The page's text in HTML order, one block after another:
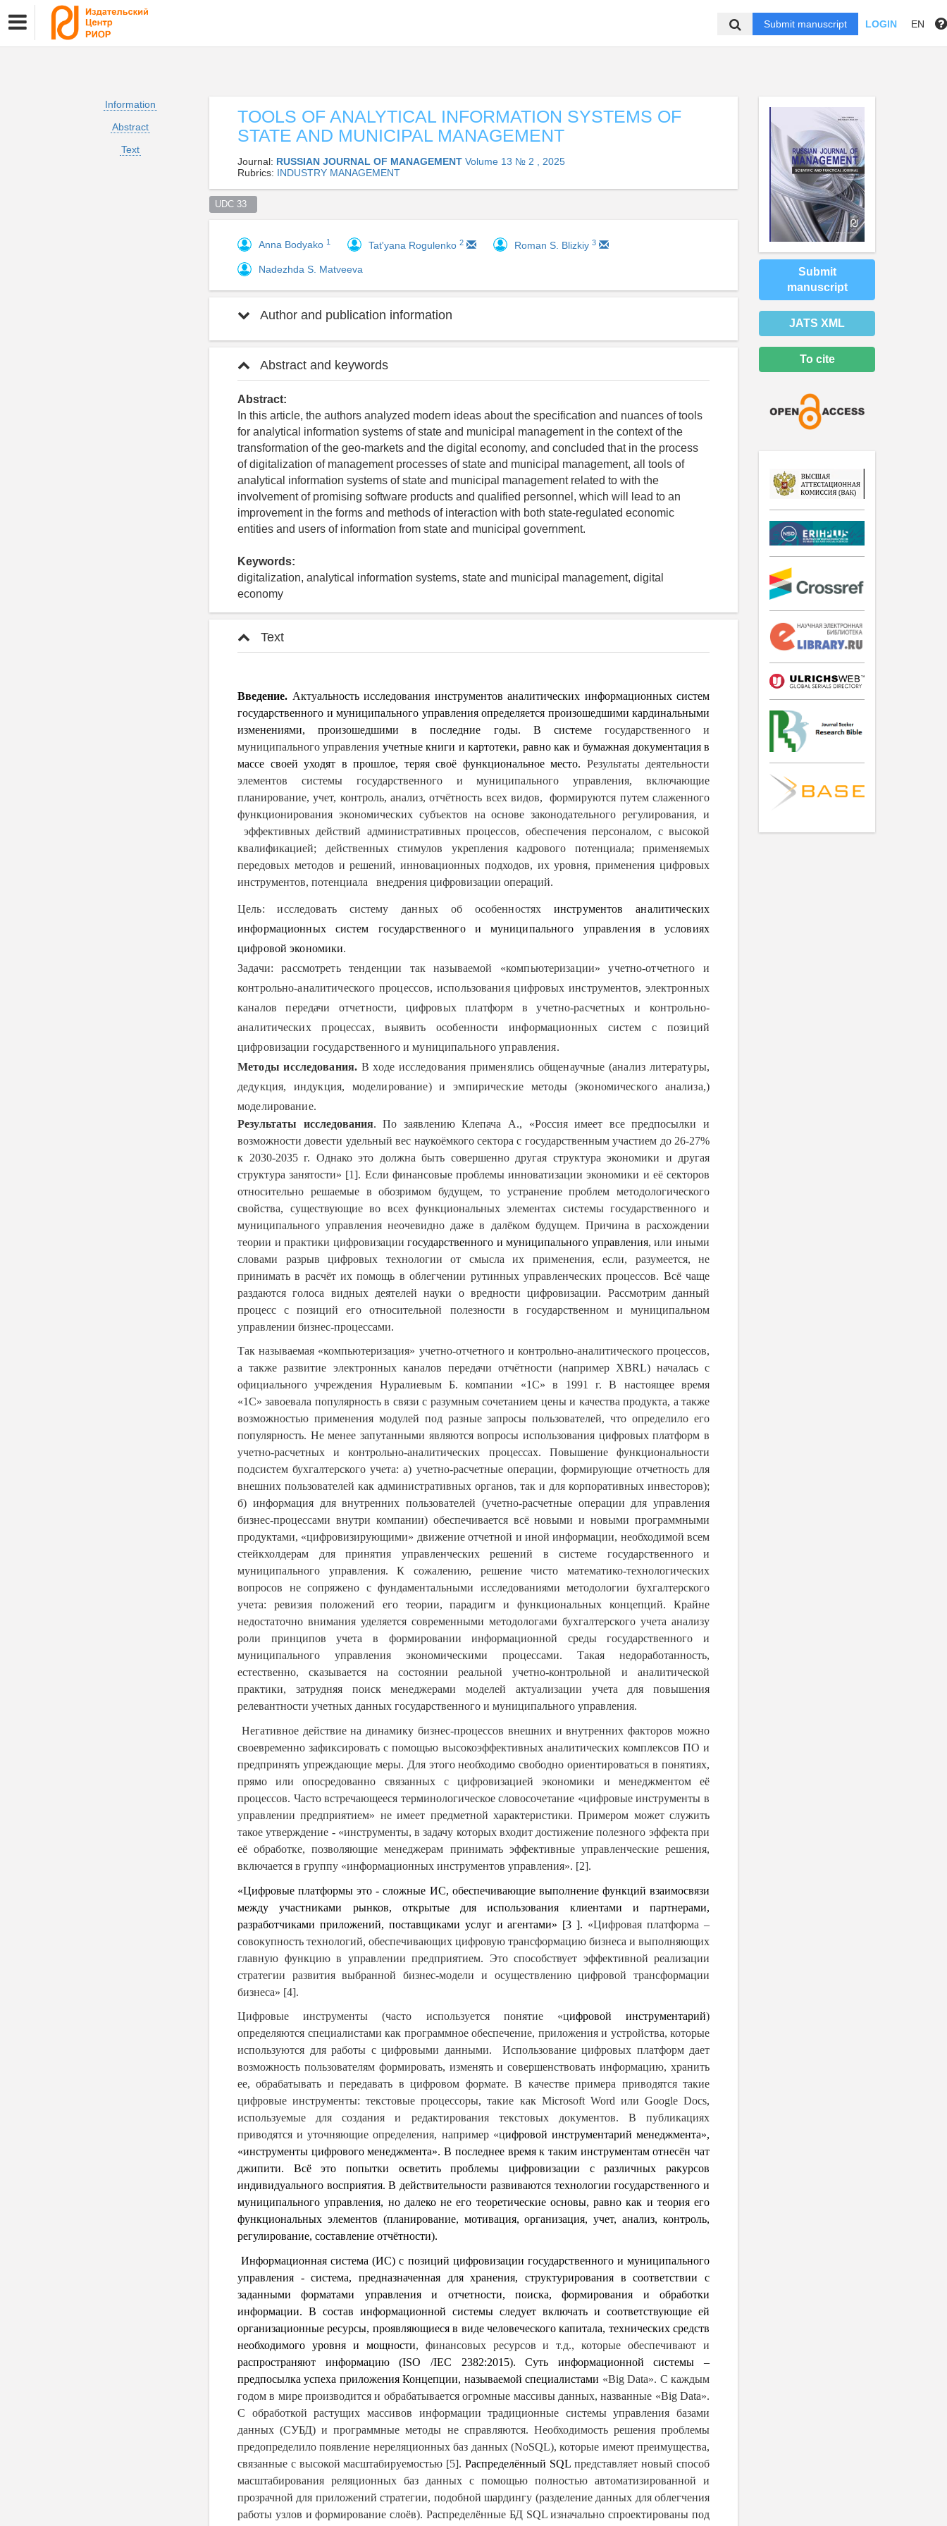
Submit manuscript LOGIN EN
Information
Abstract
Text
TOOLS OF ANALYTICAL INFORMATION SYSTEMS OF
STATE AND MUNICIPAL MANAGEMENT
Journal: RUSSIAN JOURNAL OF MANAGEMENT Volume 13 № 2 , 2025
Rubrics: INDUSTRY MANAGEMENT
UDC 33
Anna Bodyako 1 Tat'yana Rogulenko 2 Roman S. Blizkiy 3
Nadezhda S. Matveeva
Author and publication information
Abstract and keywords
Abstract:
In this article, the authors analyzed modern ideas about the specification and nuances of tools
for analytical information systems of state and municipal management in the context of the
transformation of the geo-markets and the digital economy, and concluded that in the process
of digitalization of management processes of state and municipal management, all tools of
analytical information systems of state and municipal management related to with the
involvement of promising software products and qualified personnel, which will lead to an
improvement in the forms and methods of interaction with both state-regulated economic
entities and users of information from state and municipal government.
Keywords:
digitalization, analytical information systems, state and municipal management, digital
economy
Text
Введение. Актуальность исследования инструментов аналитических информационных систем
государственного и муниципального управления определяется произошедшими кардинальными
изменениями, произошедшими в последние годы. В системе государственного и
муниципального управления учетные книги и картотеки, равно как и бумажная документация в
массе своей уходят в прошлое, теряя своё функциональное место. Результаты деятельности
элементов системы государственного и муниципального управления, включающие
планирование, учет, контроль, анализ, отчётность всех видов, формируются путем слаженного
функционирования экономических субъектов на основе законодательного регулирования, и
эффективных действий административных процессов, обеспечения персоналом, с высокой
квалификацией; действенных стимулов укрепления кадрового потенциала; применяемых
передовых методов и решений, инновационных подходов, их уровня, применения цифровых
инструментов, потенциала внедрения цифровизации операций.
Цель: исследовать систему данных об особенностях инструментов аналитических
информационных систем государственного и муниципального управления в условиях
цифровой экономики.
Задачи: рассмотреть тенденции так называемой «компьютеризации» учетно-отчетного и
контрольно-аналитического процессов, использования цифровых инструментов, электронных
каналов передачи отчетности, цифровых платформ в учетно-расчетных и контрольно-
аналитических процессах, выявить особенности информационных систем с позиций
цифровизации государственного и муниципального управления.
Методы исследования. В ходе исследования применялись общенаучные (анализ литературы,
дедукция, индукция, моделирование) и эмпирические методы (экономического анализа,)
моделирование.
Результаты исследования. По заявлению Клепача А., «Россия имеет все предпосылки и
возможности довести удельный вес наукоёмкого сектора с государственным участием до 26-27%
к 2030-2035 г. Однако это должна быть совершенно другая структура экономики и другая
структура занятости» [1]. Если финансовые проблемы инноватизации экономики и её секторов
относительно решаемые в обозримом будущем, то устранение проблем методологического
свойства, существующие во всех функциональных элементах системы государственного и
муниципального управления неочевидно даже в далёком будущем. Причина в расхождении
теории и практики цифровизациигосударственного и муниципального управления, или иными
словами разрыв цифровых технологии от смысла их применения, если, разумеется, не
принимать в расчёт их помощь в облегчении рутинных управленческих процессов. Всё чаще
раздаются голоса видных деятелей науки о вредности цифровизации. Рассмотрим данный
процесс с позиций его относительной полезности в государственном и муниципальном
управлении бизнес-процессами.
Так называемая «компьютеризация» учетно-отчетного и контрольно-аналитического процессов,
а также развитие электронных каналов передачи отчётности (например XBRL) началась с
официального учреждения Нуралиевым Б. компании «1С» в 1991 г. В настоящее время
«1С» завоевала популярность в связи с разумным сочетанием цены и качества продукта, а также
возможностью применения модулей под разные запросы пользователей, что определило его
популярность. Не менее запутанными являются вопросы использования цифровых платформ в
учетно-расчетных и контрольно-аналитических процессах. Повышение функциональности
подсистем бухгалтерского учета: а) учетно-расчетные операции, формирующие отчетность для
внешних пользователей как административных органов, так и для корпоративных инвесторов);
б) информация для внутренних пользователей (учетно-расчетные операции для управления
бизнес-процессами внутри компании) обеспечивается всё новыми и новыми программными
продуктами, «цифровизирующими» движение отчетной и иной информации, необходимой всем
стейкхолдерам для принятия управленческих решений в системе государственного и
муниципального управления. К сожалению, решение чисто математико-технологических
вопросов не сопряжено с фундаментальными исследованиями методологии бухгалтерского
учета: ревизия положений его теории, парадигм и функциональных концепций. Крайне
недостаточно внимания уделяется современными методологами бухгалтерского учета анализу
роли принципов учета в формировании информационной среды государственного и
муниципального управления экономическими процессами. Такая недоработанность,
естественно, сказывается на состоянии реальной учетно-контрольной и аналитической
практики, затрудняя поиск менеджерами моделей актуализации учета для повышения
релевантности учетных данных государственного и муниципального управления.
Негативное действие на динамику бизнес-процессов внешних и внутренних факторов можно
своевременно зафиксировать с помощью высокоэффективных аналитических комплексов ПО и
предпринять упреждающие меры. Для этого необходимо свободно ориентироваться в понятиях,
прямо или опосредованно связанных с цифровизацией экономики и менеджментом её
процессов. Часто встречающееся терминологическое словосочетание «цифровые инструменты в
управлении предприятием» не имеет предметной характеристики. Примером может служить
такое утверждение - «инструменты, в задачу которых входит достижение полезного эффекта при
её обработке, позволяющие менеджерам принимать эффективные управленческие решения,
включается в группу «информационных инструментов управления». [2].
«Цифровые платформы это - сложные ИС, обеспечивающие выполнение функций взаимосвязи
между участниками рынков, открытые для использования клиентами и партнерами,
разработчиками приложений, поставщиками услуг и агентами» [3 ]. «Цифровая платформа –
совокупность технологий, обеспечивающих цифровую трансформацию бизнеса и выполняющих
главную функцию в управлении предприятием. Это способствует эффективной реализации
стратегии развития выбранной бизнес-модели и осуществлению цифровой трансформации
бизнеса» [4].
Цифровые инструменты (часто используется понятие «цифровой инструментарий)
определяются специалистами как программное обеспечение, приложения и устройства, которые
используются для работы с цифровыми данными. Использование цифровых платформ дает
возможность пользователям формировать, изменять и совершенствовать информацию, хранить
ее, обрабатывать и передавать в цифровом формате. В качестве примера приводятся такие
цифровые инструменты: текстовые процессоры, такие как Microsoft Word или Google Docs,
используемые для создания и редактирования текстовых документов. В публикациях
приводятся и уточняющие определения, например «цифровой инструментарий менеджмента»,
«инструменты цифрового менеджмента». В последнее время к таким инструментам отнесён чат
джипити. Всё это попытки осветить проблемы цифровизации с различных ракурсов
индивидуального восприятия. В действительности развиваются технологии государственного и
муниципального управления, но далеко не его теоретические основы, равно как и теория его
функциональных элементов (планирование, мотивация, организация, учет, анализ, контроль,
регулирование, составление отчётности).
Информационная система (ИС) с позиций цифровизации государственного и муниципального
управления - система, предназначенная для хранения, структурирования в соответствии с
заданными форматами управления и отчетности, поиска, формирования и обработки
информации. В состав информационной системы следует включать и соответствующие ей
организационные ресурсы, проявляющиеся в виде человеческого капитала, технических средств
необходимого уровня и мощности, финансовых ресурсов и т.д., которые обеспечивают и
распространяют информацию (ISO /IEC 2382:2015). Суть информационной системы –
предпосылка успеха приложения Концепции, называемой специалистами «Big Data». С каждым
годом в мире производится и обрабатывается огромные массивы данных, названные «Big Data».
С обработкой растущих массивов информации традиционные системы управления базами
данных (СУБД) и программные методы не справляются. Необходимость решения проблемы
предопределило появление нереляционных баз данных (NoSQL), которые имеют преимущества,
связанные с высокой масштабируемостью [5]. Распределённый SQLпредставляет новый способ
масштабирования реляционных баз данных с помощью полностью автоматизированной и
прозрачной для приложений стратегии, подобной шардингу (разделение данных для облегчения
работы узлов и формирование слоёв). Распределённые БД SQL изначально спроектированы под
Submit
manuscript
JATS XML
To cite